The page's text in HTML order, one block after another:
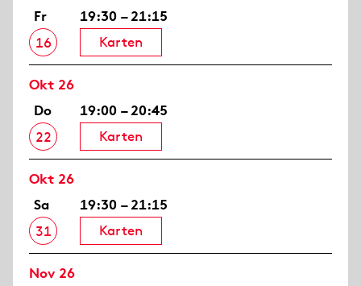
Fr
16
19:30 – 21:15
Karten
Okt 26
Do
22
19:00 – 20:45
Karten
Okt 26
Sa
31
19:30 – 21:15
Karten
Nov 26